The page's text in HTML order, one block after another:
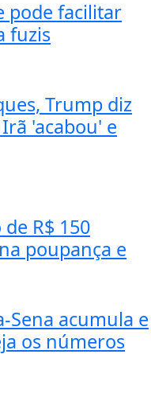
pode facilitar
fuzis
Trump diz
'acabou' e
R$ 150
poupança e
Sena acumula e
os números